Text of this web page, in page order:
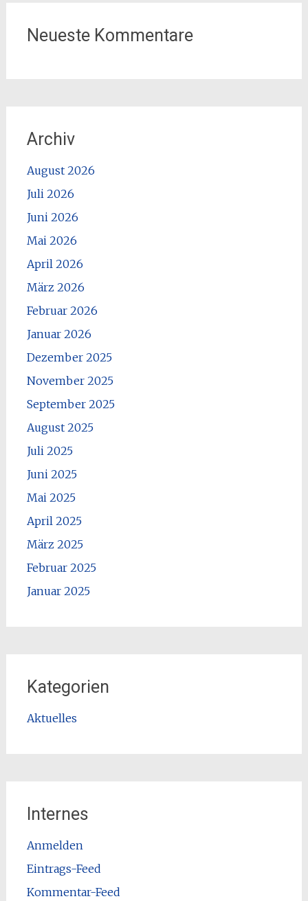
Neueste Kommentare
Archiv
August 2026
Juli 2026
Juni 2026
Mai 2026
April 2026
März 2026
Februar 2026
Januar 2026
Dezember 2025
November 2025
September 2025
August 2025
Juli 2025
Juni 2025
Mai 2025
April 2025
März 2025
Februar 2025
Januar 2025
Kategorien
Aktuelles
Internes
Anmelden
Eintrags-Feed
Kommentar-Feed